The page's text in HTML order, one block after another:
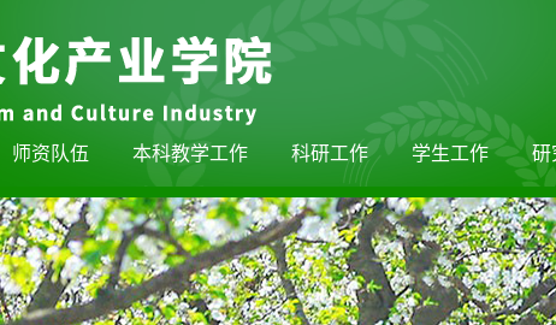
师资队伍 本科教学工作 科研工作 学生工作 研